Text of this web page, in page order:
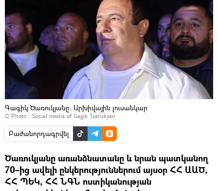
Գագիկ Ծառուկյանը. Արխիվային լուսանկար
© Photo : Social media of Gagik Tsarukyan
Բաժանորդագրվել
Ծառուկյանը առանձնատանը և նրան պատկանող
70–ից ավելի ընկերություններում այսօր ՀՀ ԱԱԾ,
ՀՀ ՊԵԿ, ՀՀ ՆԳՆ ոստիկանության